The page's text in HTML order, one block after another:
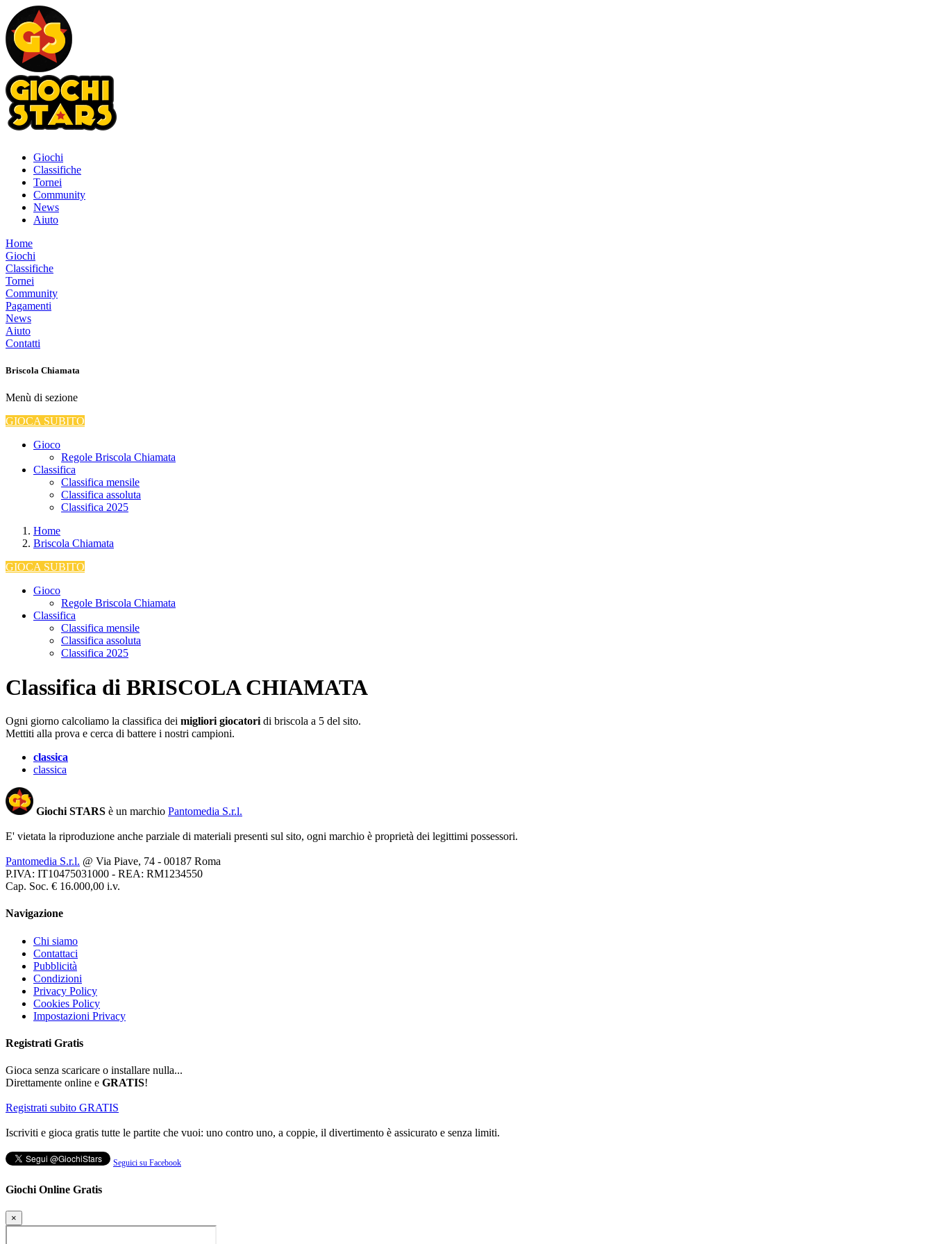
Giochi
Classifiche
Tornei
Community
News
Aiuto
Home
Giochi
Classifiche
Tornei
Community
Pagamenti
News
Aiuto
Contatti
Briscola Chiamata
Menù di sezione
GIOCA SUBITO
Gioco
Regole Briscola Chiamata
Classifica
Classifica mensile
Classifica assoluta
Classifica 2025
Home
Briscola Chiamata
GIOCA SUBITO
Gioco
Regole Briscola Chiamata
Classifica
Classifica mensile
Classifica assoluta
Classifica 2025
Classifica di BRISCOLA CHIAMATA
Ogni giorno calcoliamo la classifica dei migliori giocatori di briscola a 5 del sito.
Mettiti alla prova e cerca di battere i nostri campioni.
classica
classica
Giochi STARS è un marchio Pantomedia S.r.l.
E' vietata la riproduzione anche parziale di materiali presenti sul sito, ogni marchio è proprietà dei legittimi possessori.
Pantomedia S.r.l. @ Via Piave, 74 - 00187 Roma
P.IVA: IT10475031000 - REA: RM1234550
Cap. Soc. € 16.000,00 i.v.
Navigazione
Chi siamo
Contattaci
Pubblicità
Condizioni
Privacy Policy
Cookies Policy
Impostazioni Privacy
Registrati Gratis
Gioca senza scaricare o installare nulla...
Direttamente online e GRATIS!
Registrati subito GRATIS
Iscriviti e gioca gratis tutte le partite che vuoi: uno contro uno, a coppie, il divertimento è assicurato e senza limiti.
Seguici su Facebook
Giochi Online Gratis
×